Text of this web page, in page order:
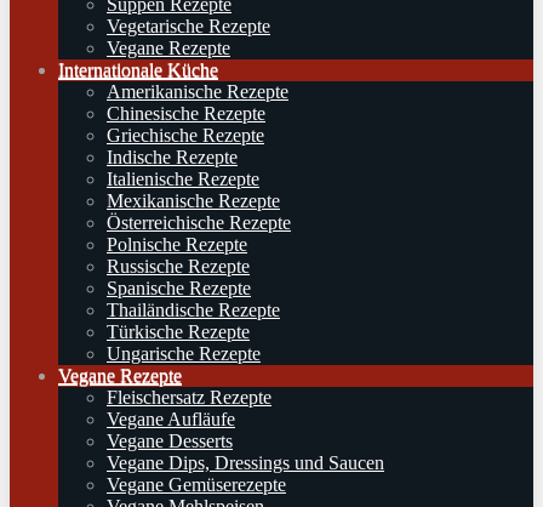
Suppen Rezepte
Vegetarische Rezepte
Vegane Rezepte
Internationale Küche
Amerikanische Rezepte
Chinesische Rezepte
Griechische Rezepte
Indische Rezepte
Italienische Rezepte
Mexikanische Rezepte
Österreichische Rezepte
Polnische Rezepte
Russische Rezepte
Spanische Rezepte
Thailändische Rezepte
Türkische Rezepte
Ungarische Rezepte
Vegane Rezepte
Fleischersatz Rezepte
Vegane Aufläufe
Vegane Desserts
Vegane Dips, Dressings und Saucen
Vegane Gemüserezepte